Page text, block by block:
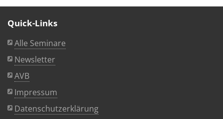
Quick-Links
Alle Seminare
Newsletter
AVB
Impressum
Datenschutzerklärung